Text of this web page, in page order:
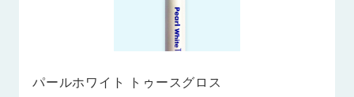
パールホワイト トゥースグロス